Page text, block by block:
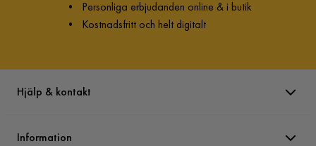
• Personliga erbjudanden online & i butik
• Kostnadsfritt och helt digitalt
Hjälp & kontakt
Information